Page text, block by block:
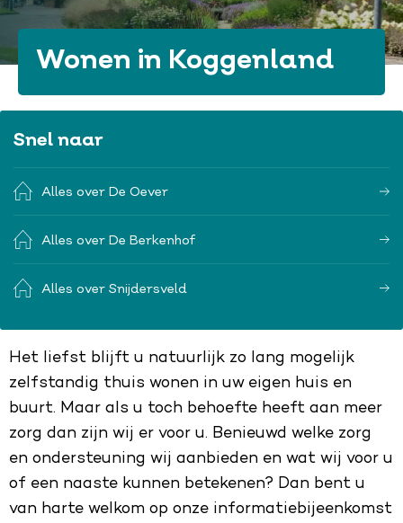
Wonen in Koggenland
Snel naar
Alles over De Oever
Alles over De Berkenhof
Alles over Snijdersveld
Het liefst blijft u natuurlijk zo lang mogelijk
zelfstandig thuis wonen in uw eigen huis en
buurt. Maar als u toch behoefte heeft aan meer
zorg dan zijn wij er voor u. Benieuwd welke zorg
en ondersteuning wij aanbieden en wat wij voor u
of een naaste kunnen betekenen? Dan bent u
van harte welkom op onze informatiebijeenkomst